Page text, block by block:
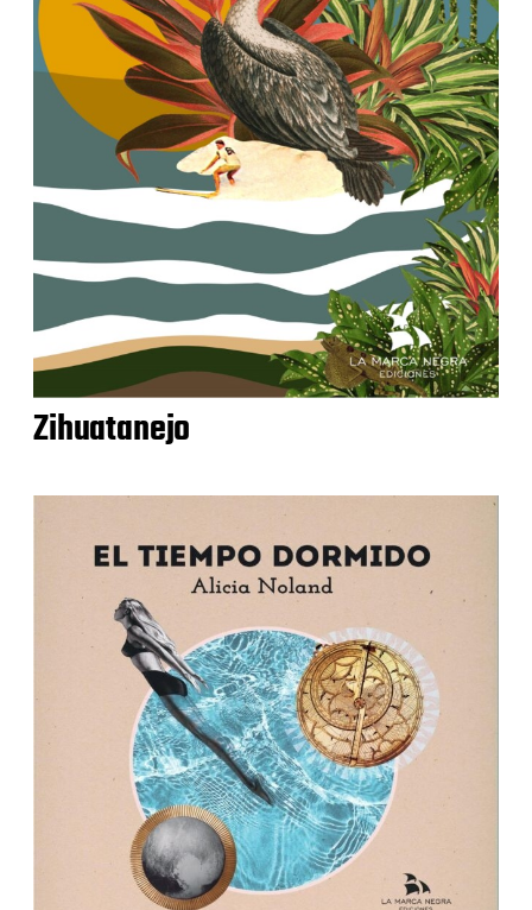
Zihuatanejo